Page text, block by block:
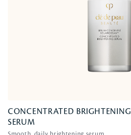
CONCENTRATED BRIGHTENING
SERUM
CONCENTRATED BRIGHTENING
SERUM